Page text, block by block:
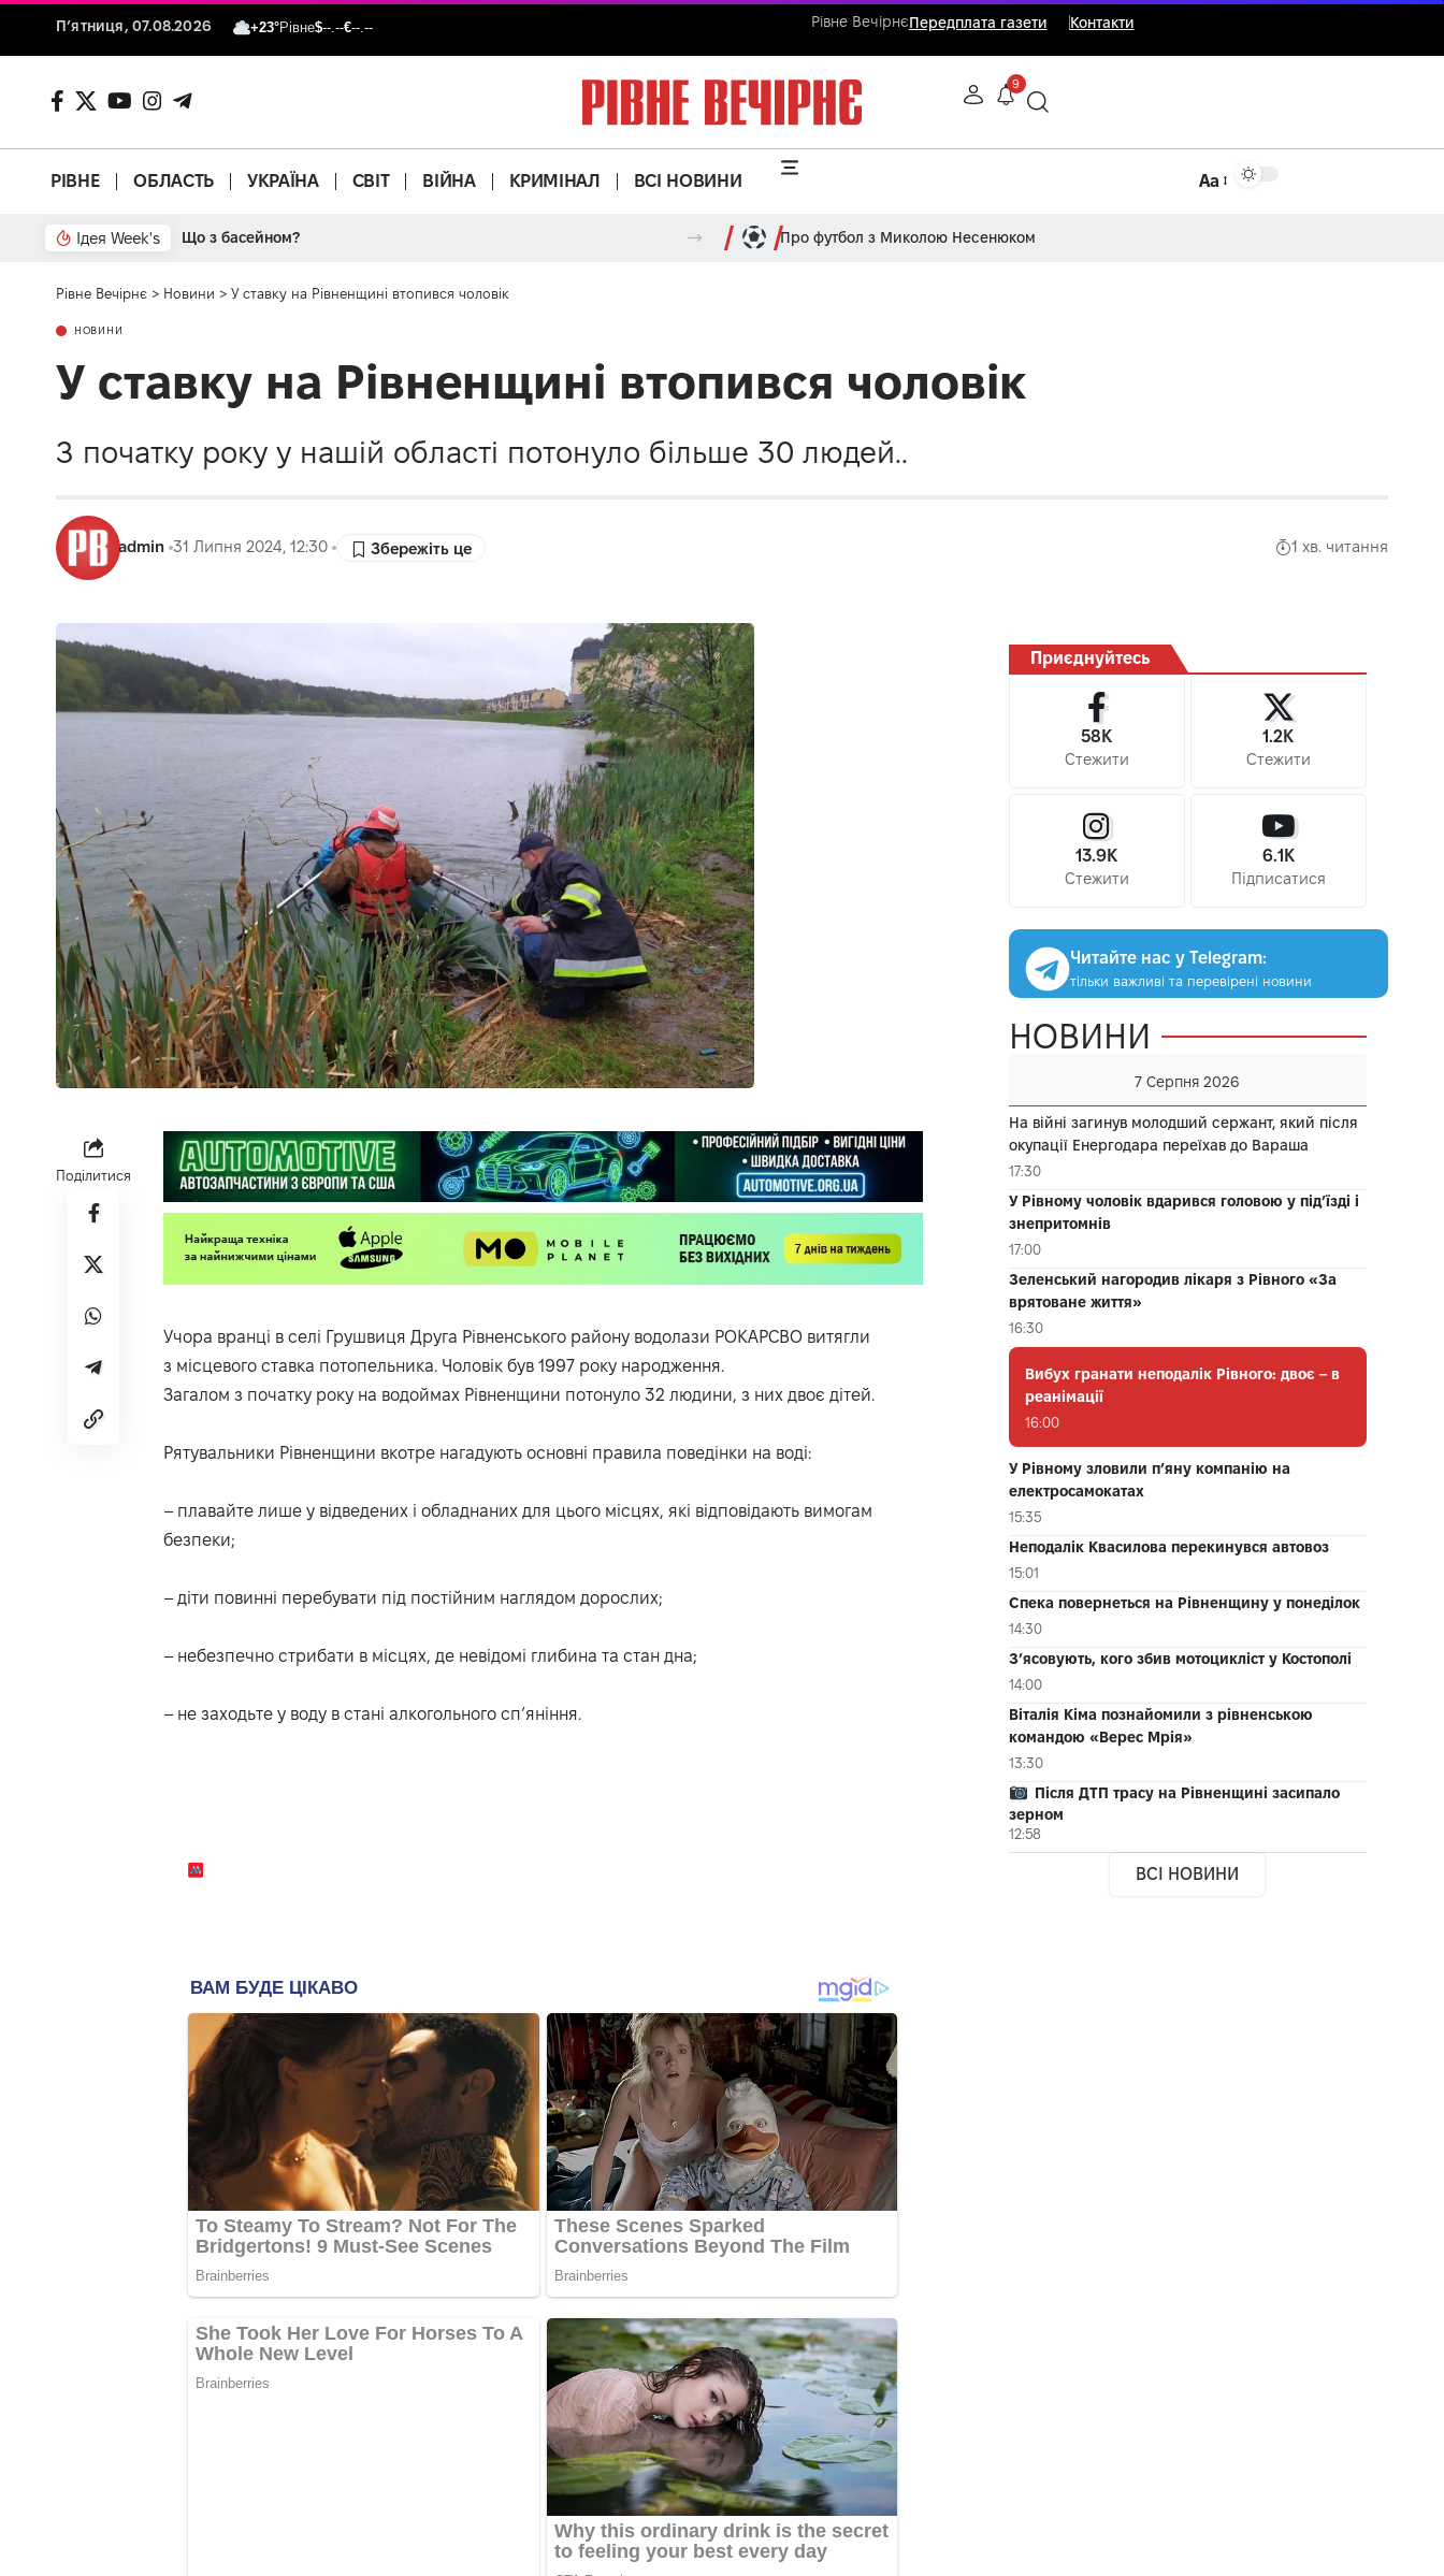
П’ятниця, 07.08.2026 +23°Рівне$--.--€--.-- Рівне ВечірнєПередплата газети Контакти
9
РІВНЕ ОБЛАСТЬ УКРАЇНА СВІТ ВІЙНА КРИМІНАЛ ВСІ НОВИНИ Аа
Ідея Week's Що з басейном? Про футбол з Миколою Несенюком
Рівне Вечірнє > Новини > У ставку на Рівненщині втопився чоловік
НОВИНИ
У ставку на Рівненщині втопився чоловік
З початку року у нашій області потонуло більше 30 людей..
admin 31 Липня 2024, 12:30 1 хв. читання
Поділитися
Учора вранці в селі Грушвиця Друга Рівненського району водолази РОКАРСВО витягли
з місцевого ставка потопельника. Чоловік був 1997 року народження.
Загалом з початку року на водоймах Рівненщини потонуло 32 людини, з них двоє дітей.
Рятувальники Рівненщини вкотре нагадують основні правила поведінки на воді:
– плавайте лише у відведених і обладнаних для цього місцях, які відповідають вимогам
безпеки;
– діти повинні перебувати під постійним наглядом дорослих;
– небезпечно стрибати в місцях, де невідомі глибина та стан дна;
– не заходьте у воду в стані алкогольного сп’яніння.
Приєднуйтесь
58K
Стежити
1.2K
Стежити
13.9K
Стежити
6.1K
Підписатися
Читайте нас у Telegram:
тільки важливі та перевірені новини
НОВИНИ
7 Серпня 2026
На війні загинув молодший сержант, який після
окупації Енергодара переїхав до Вараша
17:30
У Рівному чоловік вдарився головою у під’їзді і
знепритомнів
17:00
Зеленський нагородив лікаря з Рівного «За
врятоване життя»
16:30
Вибух гранати неподалік Рівного: двоє – в
реанімації
16:00
У Рівному зловили п’яну компанію на
електросамокатах
15:35
Неподалік Квасилова перекинувся автовоз
15:01
Спека повернеться на Рівненщину у понеділок
14:30
З’ясовують, кого збив мотоцикліст у Костополі
14:00
Віталія Кіма познайомили з рівненською
командою «Верес Мрія»
13:30
Після ДТП трасу на Рівненщині засипало
зерном
12:58
ВСІ НОВИНИ